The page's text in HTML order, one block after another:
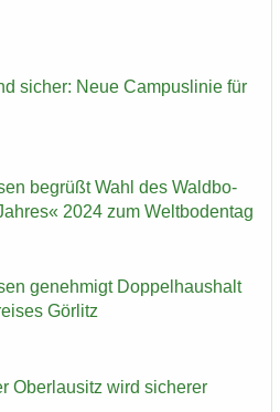
si­cher: Neue Cam­pus­li­nie für
be­grüßt Wahl des Wald­bo­
2024 zum Welt­bo­den­tag
ge­neh­migt Dop­pel­haus­halt
Gör­litz
Ober­lau­sitz wird si­che­rer